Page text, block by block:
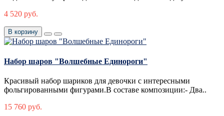
4 520 руб.
В корзину
Набор шаров "Волшебные Единороги"
Красивый набор шариков для девочки с интересными
фольгированными фигурами.В составе композиции:- Два..
15 760 руб.